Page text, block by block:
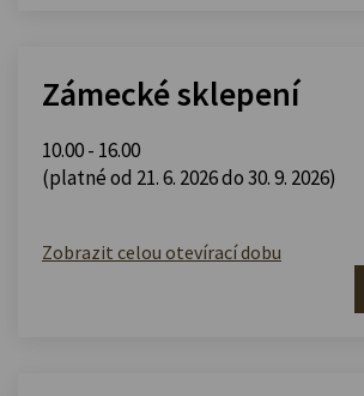
Zámecké sklepení
10.00 - 16.00
(platné od 21. 6. 2026 do 30. 9. 2026)
Zobrazit celou otevírací dobu